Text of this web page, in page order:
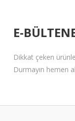
E-
Dikkat çeken
Durmayın hemen